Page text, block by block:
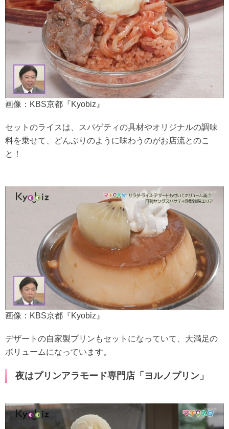
画像：KBS京都『Kyobiz』
セットのライスは、スパゲティの具材やオリジナルの調味
料を乗せて、どんぶりのように味わうのがお店流とのこ
と！
画像：KBS京都『Kyobiz』
デザートの自家製プリンもセットになっていて、大満足の
ボリュームになっています。
夜はプリンアラモード専門店「ヨルノプリン」